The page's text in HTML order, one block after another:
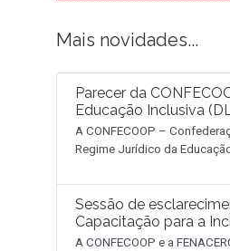
Mais novidades...
Parecer da
Educação Inclusiva
A CONFECOOP –
Regime Jurídico da
Sessão de
Capacitação para a
A CONFECOOP e a